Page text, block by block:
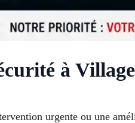
à
urgente ou une